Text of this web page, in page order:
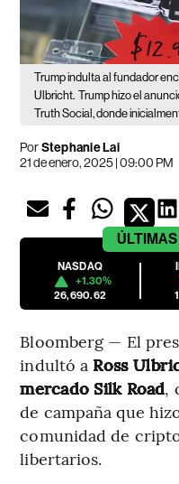
Trump indulta al fundador
Ulbricht. Trump hizo el
Truth Social, donde
PorStephanie Lai
21 de enero, 2025 | 09:00 PM
ÚLTIMAS
NASDAQ
+1.30%
26,690.62
Bloomberg — El
indultó a Ross
mercado Silk Road,
de campaña que
comunidad de
libertarios.